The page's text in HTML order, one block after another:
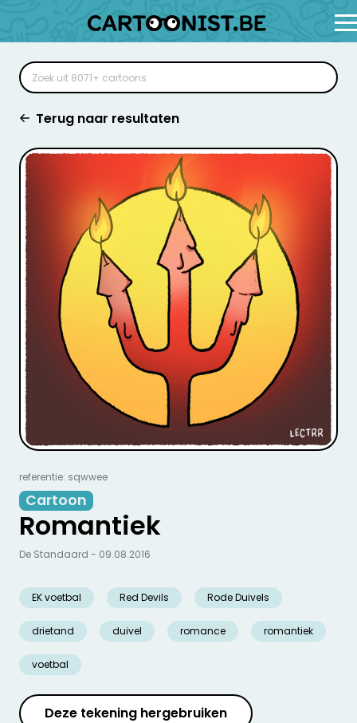
Terug naar resultaten
referentie: sqwwee
Cartoon
Romantiek
EK voetbal Red Devils Rode Duivels
drietand duivel romance romantiek
voetbal
De Standaard - 09.08.2016
Deze tekening hergebruiken